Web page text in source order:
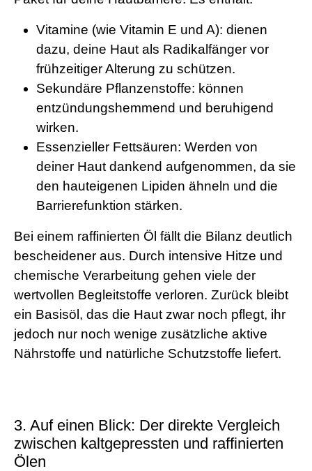
Vitamine (wie Vitamin E und A): dienen
dazu, deine Haut als Radikalfänger vor
frühzeitiger Alterung zu schützen.
Sekundäre Pflanzenstoffe: können
entzündungshemmend und beruhigend
wirken.
Essenzieller Fettsäuren: Werden von
deiner Haut dankend aufgenommen, da sie
den hauteigenen Lipiden ähneln und die
Barrierefunktion stärken.
Bei einem raffinierten Öl fällt die Bilanz deutlich
bescheidener aus. Durch intensive Hitze und
chemische Verarbeitung gehen viele der
wertvollen Begleitstoffe verloren. Zurück bleibt
ein Basisöl, das die Haut zwar noch pflegt, ihr
jedoch nur noch wenige zusätzliche aktive
Nährstoffe und natürliche Schutzstoffe liefert.
3. Auf einen Blick: Der direkte Vergleich
zwischen kaltgepressten und raffinierten
Ölen